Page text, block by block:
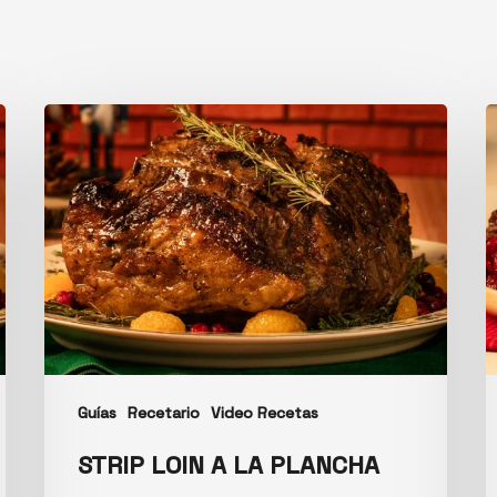
Guías Recetario Video Recetas
STRIP LOIN A LA PLANCHA